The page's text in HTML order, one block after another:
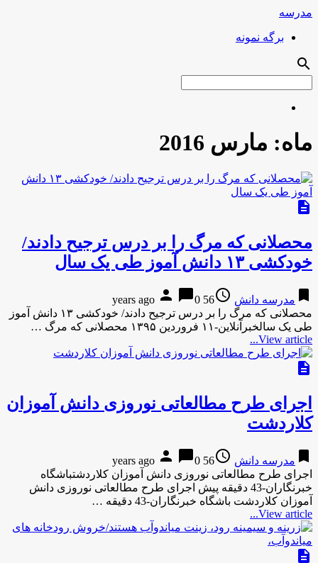
مدرسه
برگه نمونه
search
ماه: مارس 2016
description
محصلانی که مرگ را بر درس ترجیح دادند/
خودکشی ۱۳ دانش آموز طی یک سال
bookmark مدرسه دانش access_time
56 years ago
person chat_bubble0
محصلانی که مرگ را بر درس ترجیح دادند/ خودکشی ۱۳ دانش آموز
طی یک سالخبرآنلاین-۱۱ فروردین ۱۳۹۵ محصلانی که مرگ …
View article...
description
اجرای طرح مطالعاتی نوروزی دانش آموزان
کلاردشت
bookmark مدرسه دانش access_time
56 years ago
person chat_bubble0
اجرای طرح مطالعاتی نوروزی دانش آموزان کلاردشتباشگاه
خبرنگاران-43 دقیقه پیش اجرای طرح مطالعاتی نوروزی دانش
آموزان کلاردشت باشگاه خبرنگاران-43 دقیقه …
View article...
description